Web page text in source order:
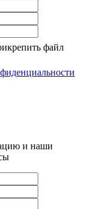
файл
и наши